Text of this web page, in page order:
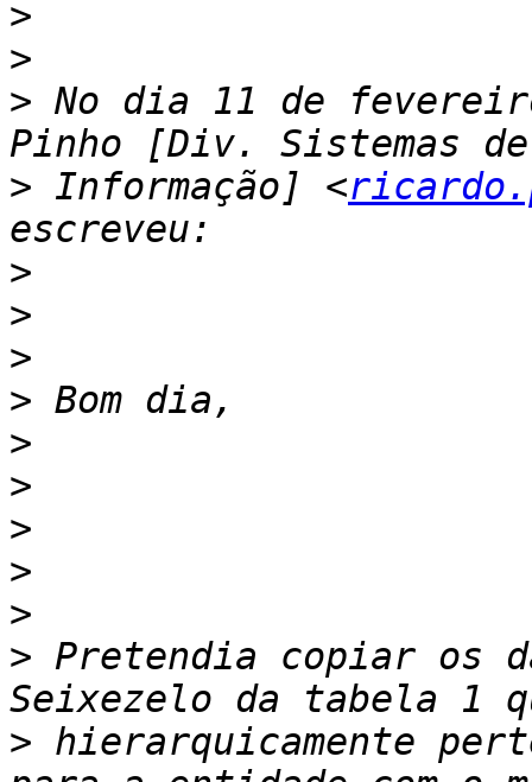
>
>
> No dia 11 de
> Informação] <
>
>
>
>
>
>
>
>
>
> Pretendia copiar os
> hierarquicamente